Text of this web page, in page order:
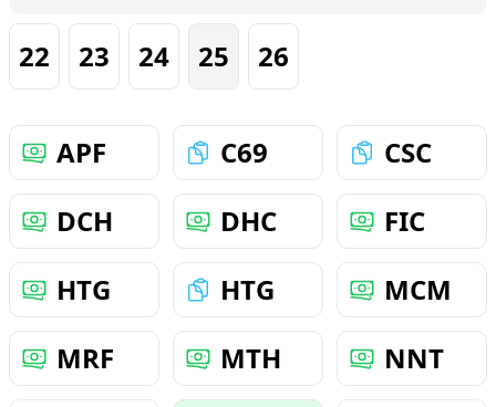
22 23 24 25 26
APF C69
CSC
DCH
DHC
FIC
HTG
HTG
MCM
MRF
MTH
NNT